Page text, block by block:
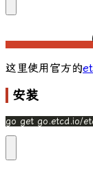
这里使用官方的
安装
go get go.etcd.io/